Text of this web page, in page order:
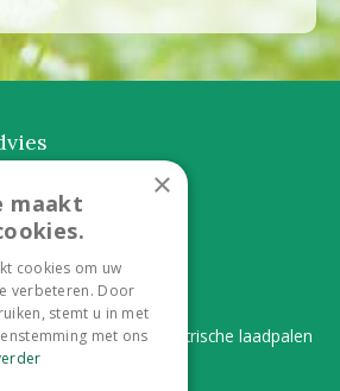
dak
bij ons in én elektrische laadpalen
×
maakt
cookies om uw
verbeteren. Door
stemt u in met
met ons